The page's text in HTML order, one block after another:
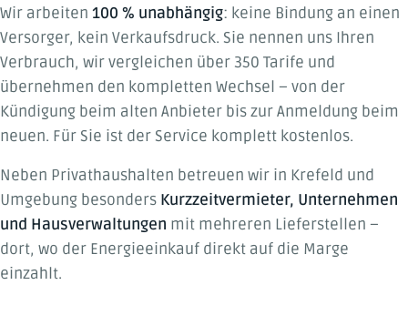
Wir arbeiten 100 % unabhängig: keine Bindung an einen
Versorger, kein Verkaufsdruck. Sie nennen uns Ihren
Verbrauch, wir vergleichen über 350 Tarife und
übernehmen den kompletten Wechsel – von der
Kündigung beim alten Anbieter bis zur Anmeldung beim
neuen. Für Sie ist der Service komplett kostenlos.
Neben Privathaushalten betreuen wir in Krefeld und
Umgebung besonders Kurzzeitvermieter, Unternehmen
und Hausverwaltungen mit mehreren Lieferstellen –
dort, wo der Energieeinkauf direkt auf die Marge
einzahlt.